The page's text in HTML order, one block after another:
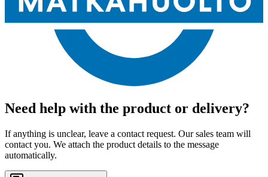
Need help with the product or delivery?
If anything is unclear, leave a contact request. Our sales team will
contact you. We attach the product details to the message
automatically.